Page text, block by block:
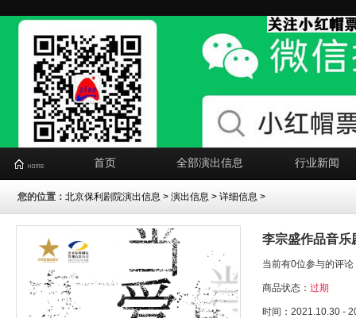
首页 全部演出信息 行业新闻
您的位置： 北京保利剧院演出信息 > 演出信息 > 详细信息 >
李宗盛作品音乐
当前有0位参与的评论
商品状态： 过期
时间：2021.10.30 -